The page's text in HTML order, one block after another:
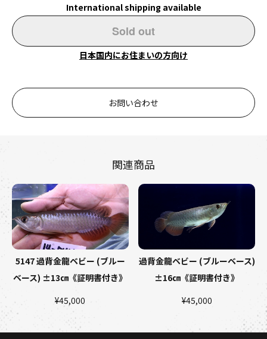
International shipping available
Sold out
日本国内にお住まいの方向け
お問い合わせ
関連商品
5147 過背金龍ベビー (ブルー
ベース) ±13㎝《証明書付き》
¥45,000
過背金龍ベビー (ブルーベース)
±16㎝《証明書付き》
¥45,000